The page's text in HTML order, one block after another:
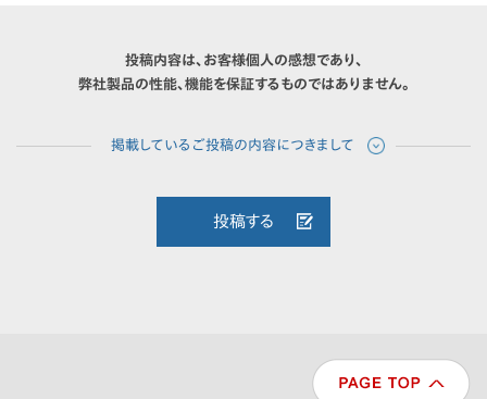
投稿内容は、お客様個人の感想であり、
弊社製品の性能、機能を保証するものではありません。
投稿する